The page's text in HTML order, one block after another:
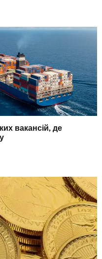
вакансій, де